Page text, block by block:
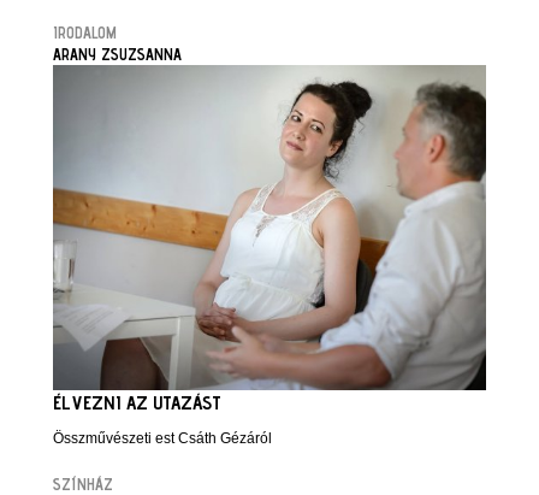
IRODALOM
ARANY ZSUZSANNA
ÉLVEZNI AZ UTAZÁST
Összművészeti est Csáth Gézáról
SZÍNHÁZ